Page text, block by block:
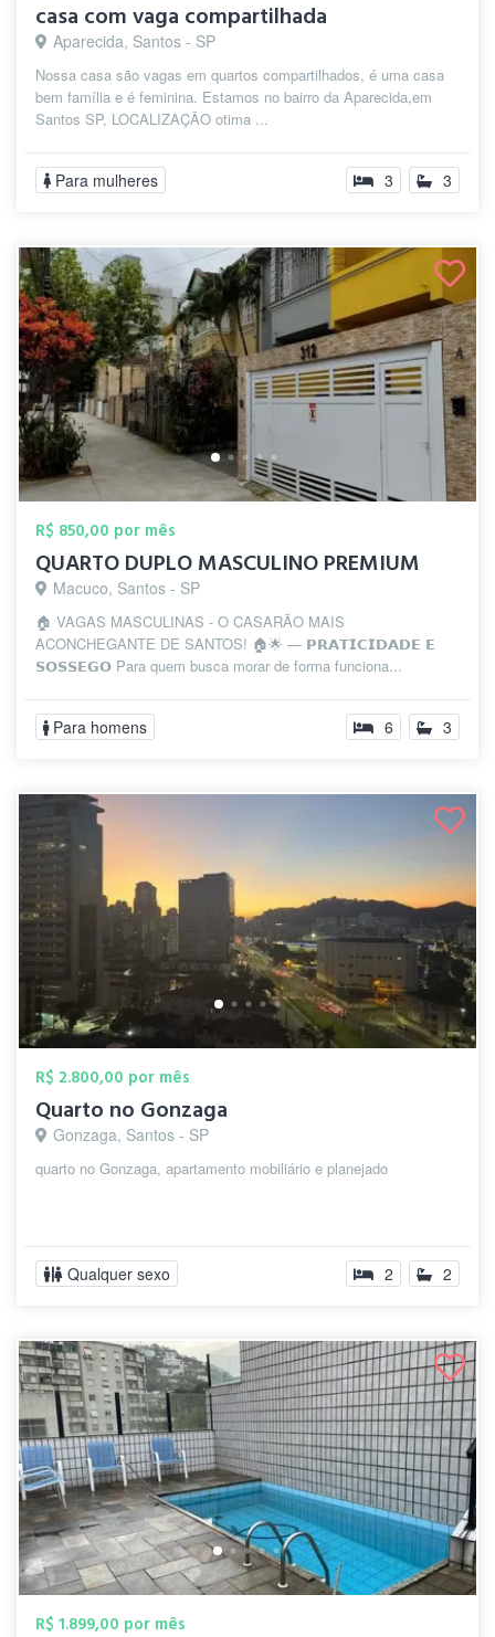
casa com vaga compartilhada
Aparecida, Santos - SP
Nossa casa são vagas em quartos compartilhados, é uma casa
bem família e é feminina. Estamos no bairro da Aparecida,em
Santos SP, LOCALIZAÇÃO otima ...
Para mulheres 3 3
R$ 850,00 por mês
QUARTO DUPLO MASCULINO PREMIUM
Macuco, Santos - SP
🏠 VAGAS MASCULINAS - O CASARÃO MAIS
ACONCHEGANTE DE SANTOS! 🏠🌟 — 𝗣𝗥𝗔𝗧𝗜𝗖𝗜𝗗𝗔𝗗𝗘 𝗘
𝗦𝗢𝗦𝗦𝗘𝗚𝗢 Para quem busca morar de forma funciona...
Para homens 6 3
R$ 2.800,00 por mês
Quarto no Gonzaga
Gonzaga, Santos - SP
quarto no Gonzaga, apartamento mobiliário e planejado
Qualquer sexo 2 2
R$ 1.899,00 por mês